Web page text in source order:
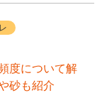
度について解
砂も紹介